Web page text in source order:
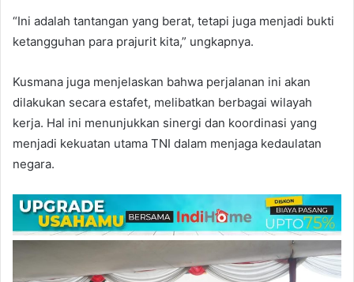
“Ini adalah tantangan yang berat, tetapi juga menjadi bukti
ketangguhan para prajurit kita,” ungkapnya.
Kusmana juga menjelaskan bahwa perjalanan ini akan
dilakukan secara estafet, melibatkan berbagai wilayah
kerja. Hal ini menunjukkan sinergi dan koordinasi yang
menjadi kekuatan utama TNI dalam menjaga kedaulatan
negara.